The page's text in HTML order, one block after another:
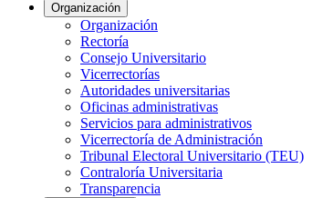
Organización
Organización
Rectoría
Consejo Universitario
Vicerrectorías
Autoridades universitarias
Oficinas administrativas
Servicios para administrativos
Vicerrectoría de Administración
Tribunal Electoral Universitario (TEU)
Contraloría Universitaria
Transparencia